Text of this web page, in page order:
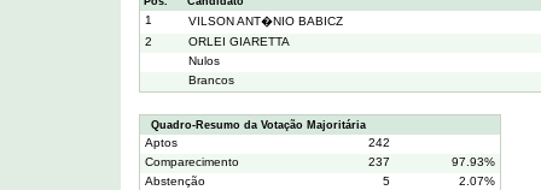
1
VILSON ANT�NIO BABICZ
2
ORLEI GIARETTA
Nulos
Brancos
Quadro-Resumo da Votação Majoritária
Aptos
242
Comparecimento
237
97.93%
Abstenção
5 2.07%